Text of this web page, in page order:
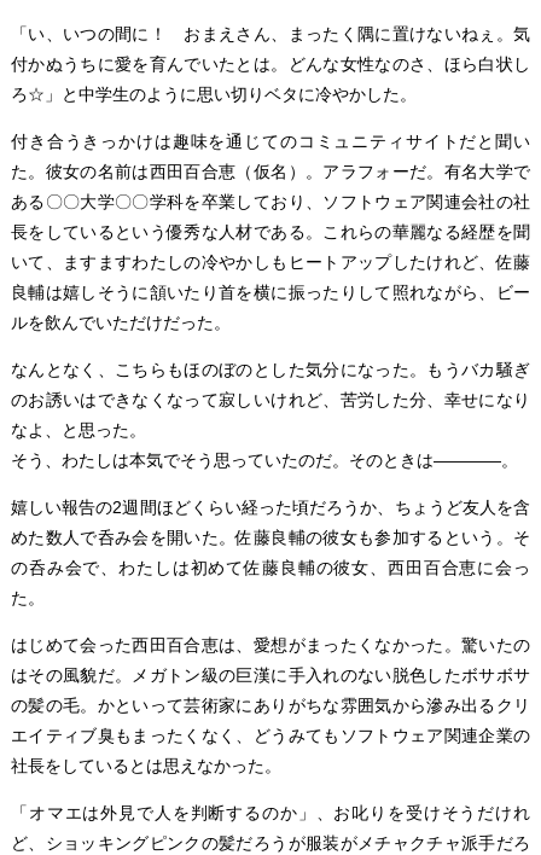
「い、いつの間に！ おまえさん、まったく隅に置けないねぇ。気
付かぬうちに愛を育んでいたとは。どんな女性なのさ、ほら白状し
ろ☆」と中学生のように思い切りベタに冷やかした。
付き合うきっかけは趣味を通じてのコミュニティサイトだと聞い
た。彼女の名前は西田百合恵（仮名）。アラフォーだ。有名大学で
ある〇〇大学〇〇学科を卒業しており、ソフトウェア関連会社の社
長をしているという優秀な人材である。これらの華麗なる経歴を聞
いて、ますますわたしの冷やかしもヒートアップしたけれど、佐藤
良輔は嬉しそうに頷いたり首を横に振ったりして照れながら、ビー
ルを飲んでいただけだった。
なんとなく、こちらもほのぼのとした気分になった。もうバカ騒ぎ
のお誘いはできなくなって寂しいけれど、苦労した分、幸せになり
なよ、と思った。
そう、わたしは本気でそう思っていたのだ。そのときは――――。
嬉しい報告の2週間ほどくらい経った頃だろうか、ちょうど友人を含
めた数人で呑み会を開いた。佐藤良輔の彼女も参加するという。そ
の呑み会で、わたしは初めて佐藤良輔の彼女、西田百合恵に会っ
た。
はじめて会った西田百合恵は、愛想がまったくなかった。驚いたの
はその風貌だ。メガトン級の巨漢に手入れのない脱色したボサボサ
の髪の毛。かといって芸術家にありがちな雰囲気から滲み出るクリ
エイティブ臭もまったくなく、どうみてもソフトウェア関連企業の
社長をしているとは思えなかった。
「オマエは外見で人を判断するのか」、お叱りを受けそうだけれ
ど、ショッキングピンクの髪だろうが服装がメチャクチャ派手だろ